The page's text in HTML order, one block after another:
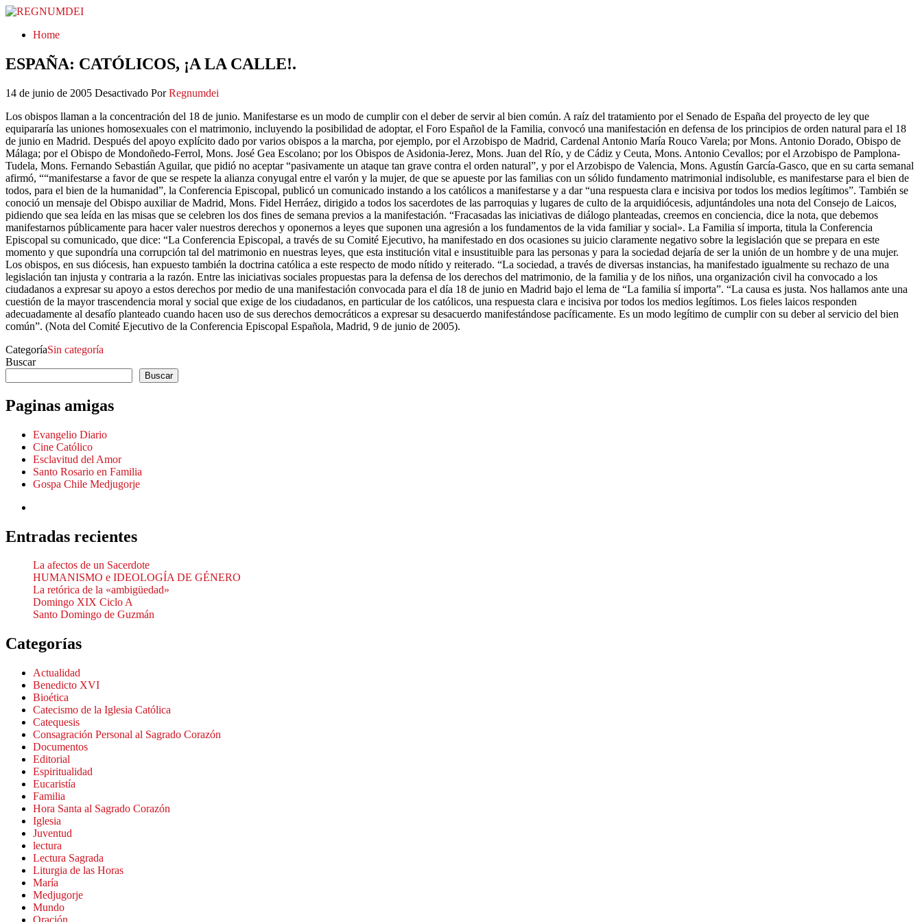
REGNUMDEI
Home
ESPAÑA: CATÓLICOS, ¡A LA CALLE!.
14 de junio de 2005 Desactivado Por Regnumdei
Los obispos llaman a la concentración del 18 de junio. Manifestarse es un modo de cumplir con el deber de servir al bien común. A raíz del tratamiento por el Senado de España del proyecto de ley que
equipararía las uniones homosexuales con el matrimonio, incluyendo la posibilidad de adoptar, el Foro Español de la Familia, convocó una manifestación en defensa de los principios de orden natural para el 18
de junio en Madrid. Después del apoyo explícito dado por varios obispos a la marcha, por ejemplo, por el Arzobispo de Madrid, Cardenal Antonio María Rouco Varela; por Mons. Antonio Dorado, Obispo de
Málaga; por el Obispo de Mondoñedo-Ferrol, Mons. José Gea Escolano; por los Obispos de Asidonia-Jerez, Mons. Juan del Río, y de Cádiz y Ceuta, Mons. Antonio Cevallos; por el Arzobispo de Pamplona-
Tudela, Mons. Fernando Sebastián Aguilar, que pidió no aceptar “pasivamente un ataque tan grave contra el orden natural”, y por el Arzobispo de Valencia, Mons. Agustín García-Gasco, que en su carta semanal
afirmó, ““manifestarse a favor de que se respete la alianza conyugal entre el varón y la mujer, de que se apueste por las familias con un sólido fundamento matrimonial indisoluble, es manifestarse para el bien de
todos, para el bien de la humanidad”, la Conferencia Episcopal, publicó un comunicado instando a los católicos a manifestarse y a dar “una respuesta clara e incisiva por todos los medios legítimos”. También se
conoció un mensaje del Obispo auxiliar de Madrid, Mons. Fidel Herráez, dirigido a todos los sacerdotes de las parroquias y lugares de culto de la arquidiócesis, adjuntándoles una nota del Consejo de Laicos,
pidiendo que sea leída en las misas que se celebren los dos fines de semana previos a la manifestación. “Fracasadas las iniciativas de diálogo planteadas, creemos en conciencia, dice la nota, que debemos
manifestarnos públicamente para hacer valer nuestros derechos y oponernos a leyes que suponen una agresión a los fundamentos de la vida familiar y social». La Familia sí importa, titula la Conferencia
Episcopal su comunicado, que dice: “La Conferencia Episcopal, a través de su Comité Ejecutivo, ha manifestado en dos ocasiones su juicio claramente negativo sobre la legislación que se prepara en este
momento y que supondría una corrupción tal del matrimonio en nuestras leyes, que esta institución vital e insustituible para las personas y para la sociedad dejaría de ser la unión de un hombre y de una mujer.
Los obispos, en sus diócesis, han expuesto también la doctrina católica a este respecto de modo nítido y reiterado. “La sociedad, a través de diversas instancias, ha manifestado igualmente su rechazo de una
legislación tan injusta y contraria a la razón. Entre las iniciativas sociales propuestas para la defensa de los derechos del matrimonio, de la familia y de los niños, una organización civil ha convocado a los
ciudadanos a expresar su apoyo a estos derechos por medio de una manifestación convocada para el día 18 de junio en Madrid bajo el lema de “La familia sí importa”. “La causa es justa. Nos hallamos ante una
cuestión de la mayor trascendencia moral y social que exige de los ciudadanos, en particular de los católicos, una respuesta clara e incisiva por todos los medios legítimos. Los fieles laicos responden
adecuadamente al desafío planteado cuando hacen uso de sus derechos democráticos a expresar su desacuerdo manifestándose pacíficamente. Es un modo legítimo de cumplir con su deber al servicio del bien
común”. (Nota del Comité Ejecutivo de la Conferencia Episcopal Española, Madrid, 9 de junio de 2005).
CategoríaSin categoría
Buscar
Buscar
Paginas amigas
Evangelio Diario
Cine Católico
Esclavitud del Amor
Santo Rosario en Familia
Gospa Chile Medjugorje
Entradas recientes
La afectos de un Sacerdote
HUMANISMO e IDEOLOGÍA DE GÉNERO
La retórica de la «ambigüedad»
Domingo XIX Ciclo A
Santo Domingo de Guzmán
Categorías
Actualidad
Benedicto XVI
Bioética
Catecismo de la Iglesia Católica
Catequesis
Consagración Personal al Sagrado Corazón
Documentos
Editorial
Espiritualidad
Eucaristía
Familia
Hora Santa al Sagrado Corazón
Iglesia
Juventud
lectura
Lectura Sagrada
Liturgia de las Horas
María
Medjugorje
Mundo